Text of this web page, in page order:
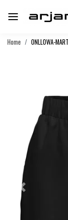
Home ONLLOWA-
Vorige